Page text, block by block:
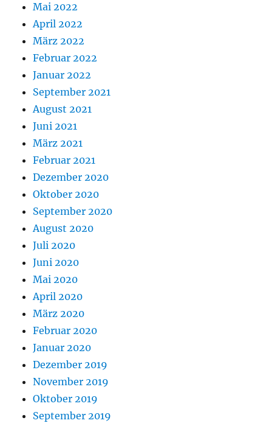
Mai 2022
April 2022
März 2022
Februar 2022
Januar 2022
September 2021
August 2021
Juni 2021
März 2021
Februar 2021
Dezember 2020
Oktober 2020
September 2020
August 2020
Juli 2020
Juni 2020
Mai 2020
April 2020
März 2020
Februar 2020
Januar 2020
Dezember 2019
November 2019
Oktober 2019
September 2019